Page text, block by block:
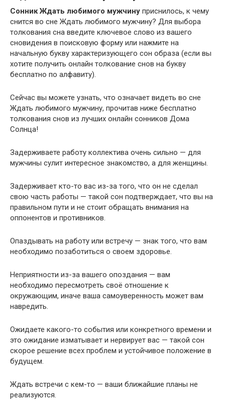
Сонник Ждать любимого мужчину приснилось, к чему
снится во сне Ждать любимого мужчину? Для выбора
толкования сна введите ключевое слово из вашего
сновидения в поисковую форму или нажмите на
начальную букву характеризующего сон образа (если вы
хотите получить онлайн толкование снов на букву
бесплатно по алфавиту).
Сейчас вы можете узнать, что означает видеть во сне
Ждать любимого мужчину, прочитав ниже бесплатно
толкования снов из лучших онлайн сонников Дома
Солнца!
Задерживаете работу коллектива очень сильно — для
мужчины сулит интересное знакомство, а для женщины.
Задерживает кто-то вас из-за того, что он не сделал
свою часть работы — такой сон подтверждает, что вы на
правильном пути и не стоит обращать внимания на
оппонентов и противников.
Опаздывать на работу или встречу — знак того, что вам
необходимо позаботиться о своем здоровье.
Неприятности из-за вашего опоздания — вам
необходимо пересмотреть своё отношение к
окружающим, иначе ваша самоуверенность может вам
навредить.
Ожидаете какого-то события или конкретного времени и
это ожидание изматывает и нервирует вас — такой сон
скорое решение всех проблем и устойчивое положение в
будущем.
Ждать встречи с кем-то — ваши ближайшие планы не
реализуются.